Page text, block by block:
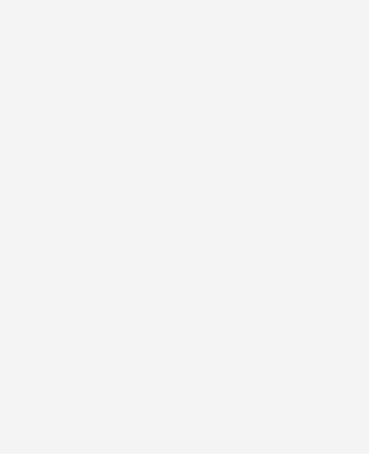
100: Gewinnspiel zum 50-jährigen